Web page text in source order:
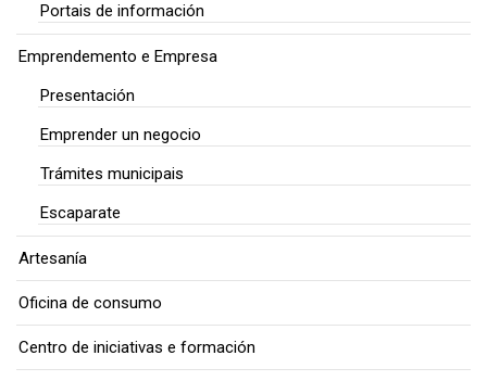
Portais de información
Emprendemento e Empresa
Presentación
Emprender un negocio
Trámites municipais
Escaparate
Artesanía
Oficina de consumo
Centro de iniciativas e formación